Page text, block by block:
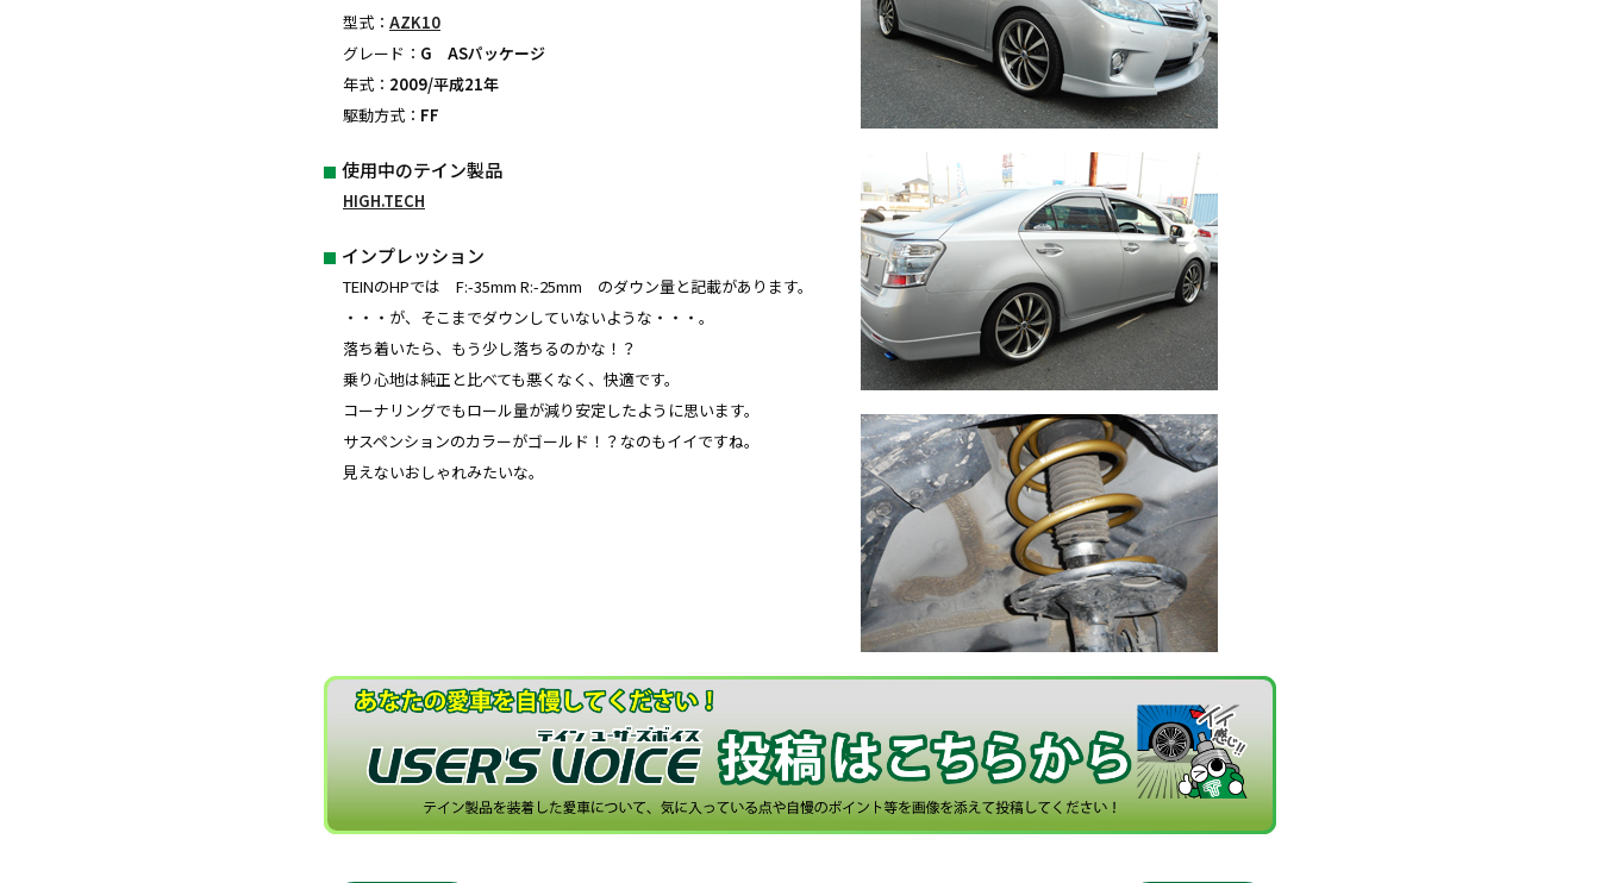
型式： AZK10
グレード： G ASパッケージ
年式： 2009/平成21年
駆動方式： FF
使用中のテイン製品
HIGH.TECH
インプレッション
TEINのHPでは F:-35mm R:-25mm のダウン量と記載があります。
・・・が、そこまでダウンしていないような・・・。
落ち着いたら、もう少し落ちるのかな！？
乗り心地は純正と比べても悪くなく、快適です。
コーナリングでもロール量が減り安定したように思います。
サスペンションのカラーがゴールド！？なのもイイですね。
見えないおしゃれみたいな。